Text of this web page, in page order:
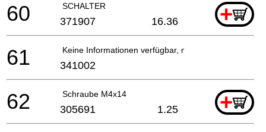
SCHALTER +
60 371907 16.36
Keine Informationen verfügbar, nicht bestellbar
61 341002
Schraube M4x14 +
62 305691 1.25